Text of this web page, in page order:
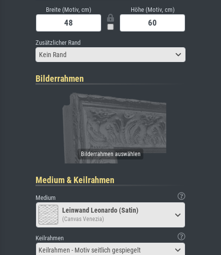
Breite (Motiv, cm) Höhe (Motiv, cm)
Zusätzlicher Rand
Kein Rand
Bilderrahmen
Medium & Keilrahmen
Medium
Leinwand Leonardo (Satin)
(Canvas Venezia)
Keilrahmen
Keilrahmen - Motiv seitlich gespiegelt